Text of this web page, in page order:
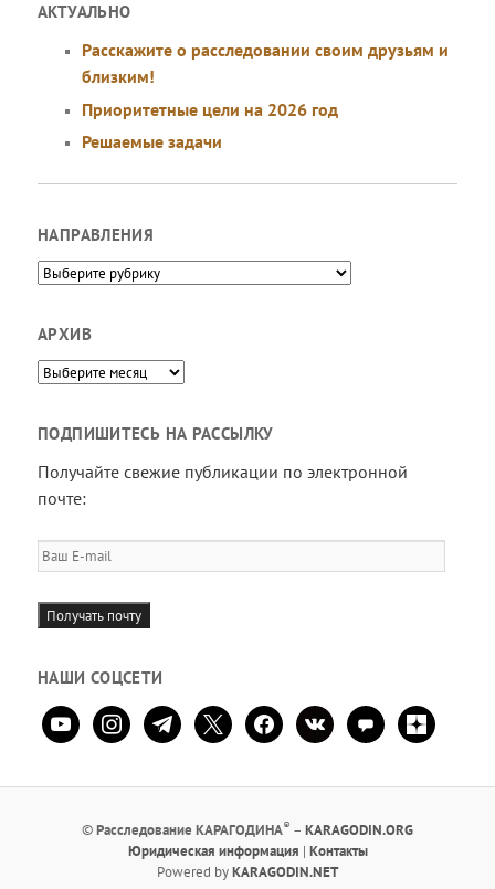
АКТУАЛЬНО
Расскажите о расследовании своим друзьям и
близким!
Приоритетные цели на 2026 год
Решаемые задачи
НАПРАВЛЕНИЯ
Направления
АРХИВ
Архив
ПОДПИШИТЕСЬ НА РАССЫЛКУ
Получайте свежие публикации по электронной
почте:
Ваш
E-
mail
Получать почту
НАШИ СОЦСЕТИ
youtubeinstagramtelegram
x facebookvkontaktecomment
zen-
yandex
©Расследование КАРАГОДИНА® – KARAGODIN.ORG
Юридическая информация | Контакты
Powered byKARAGODIN.NET